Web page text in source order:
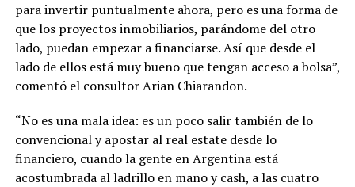
para invertir puntualmente ahora, pero es una forma de
que los proyectos inmobiliarios, parándome del otro
lado, puedan empezar a financiarse. Así que desde el
lado de ellos está muy bueno que tengan acceso a bolsa”,
comentó el consultor Arian Chiarandon.
“No es una mala idea: es un poco salir también de lo
convencional y apostar al real estate desde lo
financiero, cuando la gente en Argentina está
acostumbrada al ladrillo en mano y cash, a las cuatro